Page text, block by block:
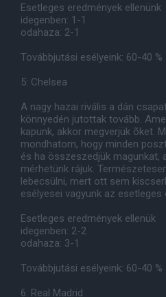
Esetleges eredmények ellenünk
idegenben: 1-1
odahaza: 2-1
Továbbjutási esélyeink: 60-40 %
5: Chelsea
A nagy hazai rivális a dán
könnyedén jutottak tovább.
kapunk, akkor megverjük õket.
mondhatom, hogy minden
és ha összeszedjük magunkat,
mérhetünk rájuk.
lebecsülni, mert ott sem
esélyesei vagyunk az
Esetleges eredmények ellenük
idegenben: 2-2
odahaza: 3-1
Továbbjutási esélyeink: 60-40 %
6: Real Madrid